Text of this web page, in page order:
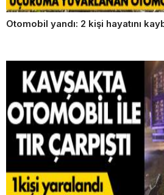
Otomobil yandı: 2 kişi hayatını